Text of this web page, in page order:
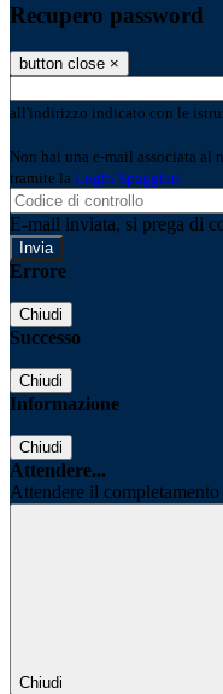
Recupero password
button close ×
all'indirizzo indicato con le
Non hai una e-mail associata al
tramite la Login Spaggiari
E-mail inviata, si prega di
Errore
Chiudi
Successo
Chiudi
Informazione
Chiudi
Attendere...
Attendere il
Chiudi